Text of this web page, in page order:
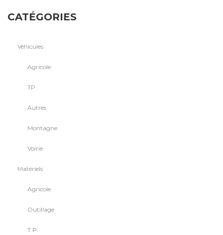
CATÉGORIES
Véhicules
Agricole
TP
Autres
Montagne
Voirie
Matériels
Agricole
Outillage
T.P.